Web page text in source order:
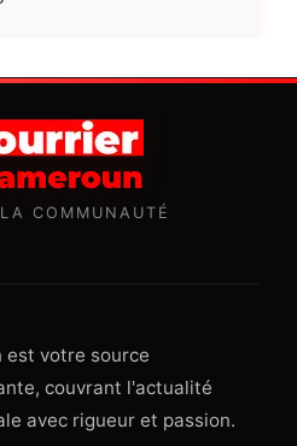
COMMUNAUTÉ
est votre source
couvrant l'actualité
avec rigueur et passion.